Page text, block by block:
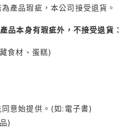
產品瑕疵，本公司接受退貨。
品本身有瑕疵外，不接受退貨：
食材、蛋糕)
意始提供。(如:電子書)
)